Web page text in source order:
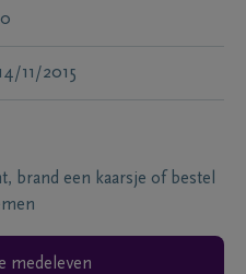
11/2015
brand een kaarsje of bestel
medeleven